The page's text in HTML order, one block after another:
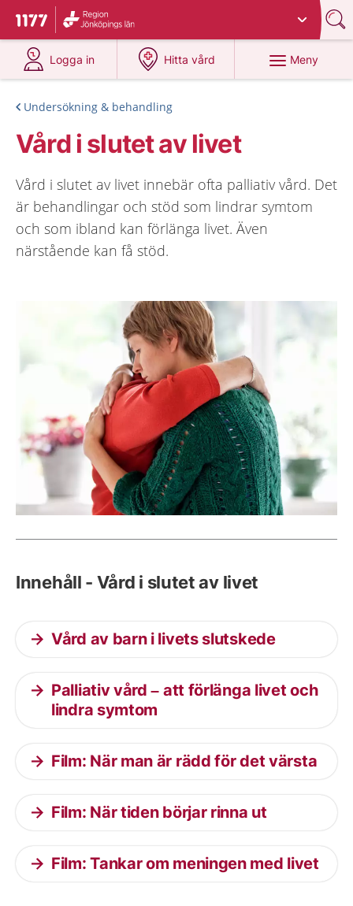
Till startsidan för 1177
Du har valt region
Logga in
på 1177.se
Hitta vård
på 1177.se
Meny
Undersökning & behandling
Vård i slutet av livet
Vård i slutet av livet innebär ofta palliativ vård. Det
är behandlingar och stöd som lindrar symtom
och som ibland kan förlänga livet. Även
närstående kan få stöd.
Innehåll - Vård i slutet av livet
Vård av barn i livets slutskede
Palliativ vård – att förlänga livet och
lindra symtom
Film: När man är rädd för det värsta
Film: När tiden börjar rinna ut
Film: Tankar om meningen med livet